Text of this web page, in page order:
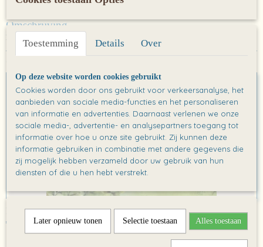
Omschrijving
Poster: Serie Attenborough
Poster: Help! Een verrassing!
€ 0,00
Toestemming Details Over
Op deze website worden cookies gebruikt
Cookies worden door ons gebruikt voor verkeersanalyse, het
aanbieden van sociale media-functies en het personaliseren
van informatie en advertenties. Daarnaast verlenen we onze
sociale media-, advertentie- en analysepartners toegang tot
informatie over hoe u onze site gebruikt. Zij kunnen deze
informatie gebruiken in combinatie met andere gegevens die
zij mogelijk hebben verzameld door uw gebruik van hun
diensten of die u hen hebt verstrekt.
Later opnieuw tonen Selectie toestaan Alles toestaan